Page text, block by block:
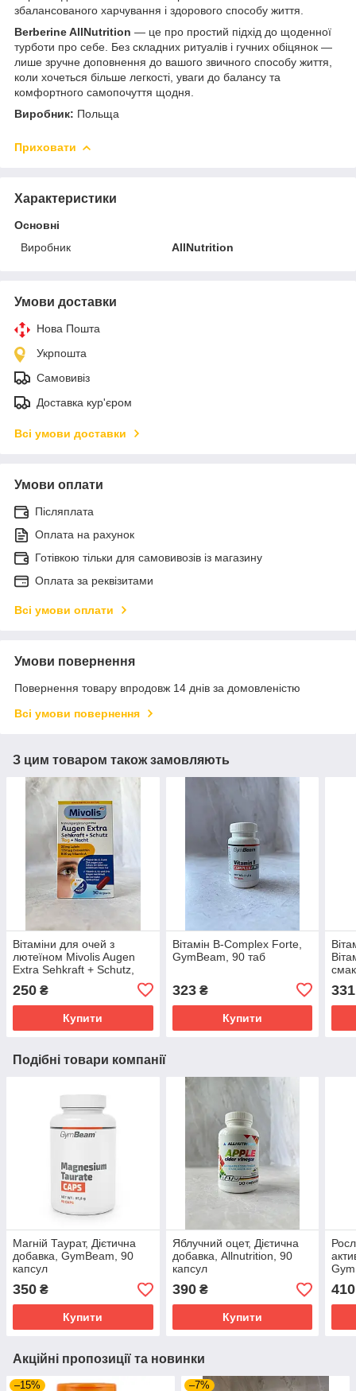
збалансованого харчування і здорового способу життя.
Berberine AllNutrition — це про простий підхід до щоденної
турботи про себе. Без складних ритуалів і гучних обіцянок —
лише зручне доповнення до вашого звичного способу життя,
коли хочеться більше легкості, уваги до балансу та
комфортного самопочуття щодня.
Виробник: Польща
Приховати
Характеристики
Основні
Виробник
AllNutrition
Умови доставки
Нова Пошта
Укрпошта
Самовивіз
Доставка кур'єром
Всі умови доставки
Умови оплати
Післяплата
Оплата на рахунок
Готівкою тільки для самовивозів із магазину
Оплата за реквізитами
Всі умови оплати
Умови повернення
Повернення товару впродовж 14 днів за домовленістю
Всі умови повернення
З цим товаром також замовляють
Вітаміни для очей з
лютеїном Mivolis Augen
Extra Sehkraft + Schutz,
Tag + Nacht, Kapslen - 30
капсул
250 ₴
Купити
Вітамін B-Complex Forte,
GymBeam, 90 таб
323₴
Купити
331
Подібні товари компанії
Магній Таурат, Дієтична
добавка, GymBeam, 90
капсул
350 ₴
Купити
Яблучний оцет, Дієтична
добавка, Allnutrition, 90
капсул
390₴
Купити
410
Акційні пропозиції та новинки
–15% –7%